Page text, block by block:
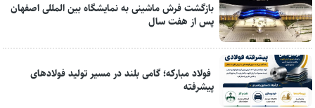
بازگشت فرش ماشینی به نمایشگاه بین المللی اصفهان
پس از هفت سال
فولاد مبارکه؛ گامی بلند در مسیر تولید فولادهای
پیشرفته